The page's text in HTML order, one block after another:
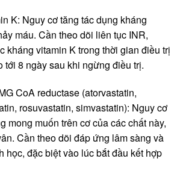
K: Nguy cơ tăng tác dụng kháng
máu. Cần theo dõi liên tục INR,
kháng vitamin K trong thời gian điều trị
tới 8 ngày sau khi ngừng điều trị.
CoA reductase (atorvastatin,
rosuvastatin, simvastatin): Nguy cơ
mong muốn trên cơ của các chất này,
Cần theo dõi đáp ứng lâm sàng và
học, đặc biệt vào lúc bắt đầu kết hợp